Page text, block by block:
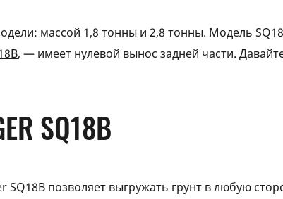
массой 1,8 тонны и 2,8 тонны. Модель SQ18
, — имеет нулевой вынос задней части.
SQ18B
позволяет выгружать грунт в любую